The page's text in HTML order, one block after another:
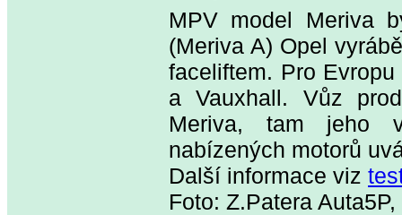
MPV model Meriva
(Meriva A) Opel
faceliftem. Pro
a Vauxhall. Vůz
Meriva, tam jeho
nabízených motorů
Další informace viz
Foto: Z.Patera